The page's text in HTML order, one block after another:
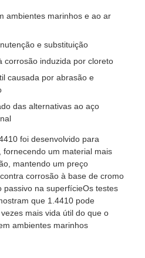
ambientes marinhos e ao ar
e substituição
corrosão induzida por cloreto
causada por abrasão e
das alternativas ao aço
foi desenvolvido para
fornecendo um material mais
mantendo um preço
corrosão à base de cromo
passivo na superfícieOs testes
que 1.4410 pode
mais vida útil do que o
ambientes marinhos